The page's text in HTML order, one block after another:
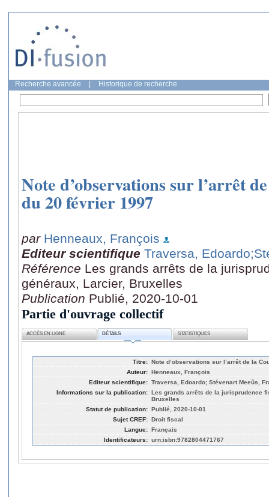
Recherche avancée Historique de recherche
Note d’observations sur l’arrêt
du 20 février 1997
par Henneaux, François
Editeur scientifique Traversa, Edoardo
Référence Les grands arrêts de la
généraux, Larcier, Bruxelles
Publication Publié, 2020-10-01
Partie d'ouvrage collectif
ACCÈS EN LIGNE DÉTAILS STATISTIQUES
Titre: Note d’observations sur l’arrêt de la
Auteur: Henneaux, François
Editeur scientifique: Traversa, Edoardo; Stévenart Meeûs,
Informations sur la publication: Les grands arrêts de la jurisprudence
Bruxelles
Statut de publication: Publié, 2020-10-01
Sujet CREF: Droit fiscal
Langue: Français
Identificateurs: urn:isbn:9782804471767